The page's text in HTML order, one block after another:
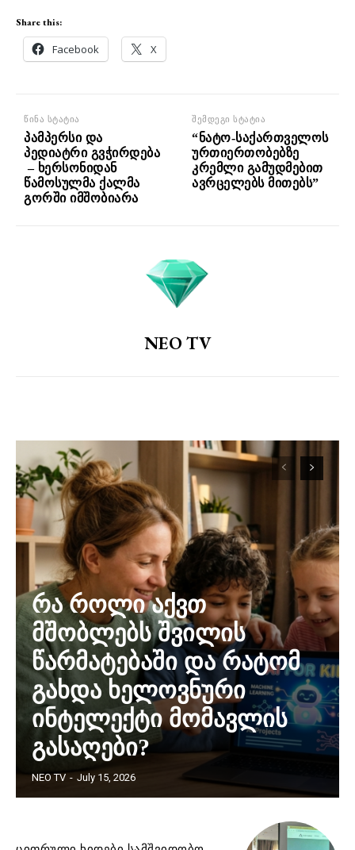
Share this:
Facebook X
წინა სტატია
პამპერსი და
პედიატრი გვჭირდება
– ხერსონიდან
წამოსულმა ქალმა
გორში იმშობიარა
შემდეგი სტატია
“ნატო-საქართველოს
ურთიერთობებზე
კრემლი გამუდმებით
ავრცელებს მითებს”
NEO TV
რა როლი აქვთ
მშობლებს შვილის
წარმატებაში და რატომ
გახდა ხელოვნური
ინტელექტი მომავლის
გასაღები?
NEO TV - July 15, 2026